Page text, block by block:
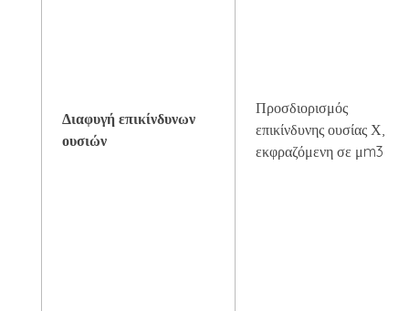
Διαφυγή επικίνδυνων
ουσιών
Προσδιορισμός
επικίνδυνης ουσίας Χ,
εκφραζόμενη σε μm3